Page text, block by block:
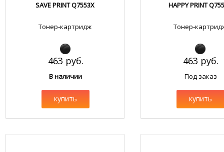
SAVE PRINT Q7553X
Тонер-картридж
463 руб.
В наличии
купить
HAPPY PRINT
Тонер-
463 руб.
Под заказ
купить